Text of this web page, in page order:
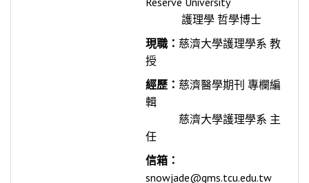
護理學 哲學博士
現職： 慈濟大學護理學系 教
授
經歷： 慈濟醫學期刊 專欄編
輯
慈濟大學護理學系 主
任
信箱：
snowjade@gms.tcu.edu.tw